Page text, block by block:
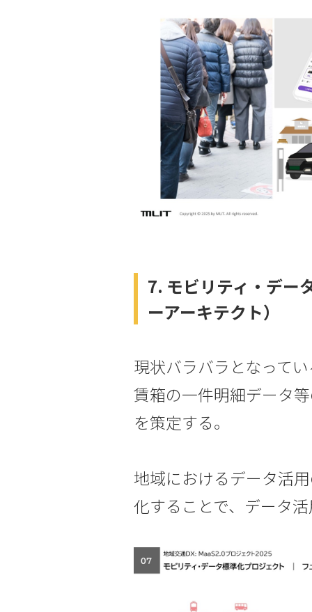
7. モビリティ・デー
ーアーキテクト）
現状バラバラとなって
賃箱の一件明細データ
を策定する。
地域におけるデータ活
化することで、データ